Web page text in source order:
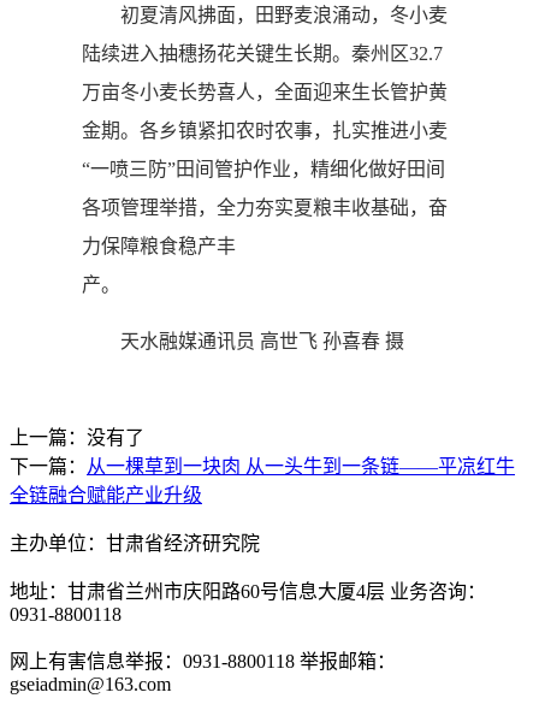
初夏清风拂面，田野麦浪涌动，冬小麦
陆续进入抽穗扬花关键生长期。秦州区32.7
万亩冬小麦长势喜人，全面迎来生长管护黄
金期。各乡镇紧扣农时农事，扎实推进小麦
“一喷三防”田间管护作业，精细化做好田间
各项管理举措，全力夯实夏粮丰收基础，奋
力保障粮食稳产丰
产。
天水融媒通讯员 高世飞 孙喜春 摄
上一篇：没有了
下一篇：
从一棵草到一块肉 从一头牛到一条链——平凉红牛
全链融合赋能产业升级
主办单位：甘肃省经济研究院
地址：甘肃省兰州市庆阳路60号信息大厦4层 业务咨询：
0931-8800118
网上有害信息举报：0931-8800118 举报邮箱：
gseiadmin@163.com